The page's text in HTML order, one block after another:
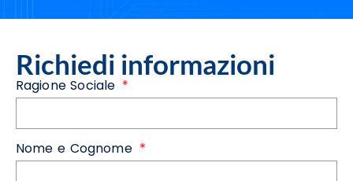
Richiedi informazioni
Ragione Sociale
Nome e Cognome